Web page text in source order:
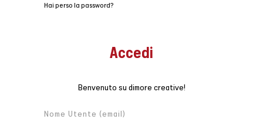
Hai perso la password?
Accedi
Benvenuto su dimore creative!
Nome Utente (email)